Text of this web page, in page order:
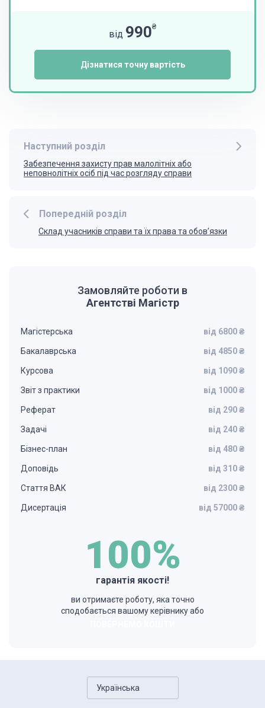
від 990₴
Дізнатися точну вартість
Попередній розділ
Склад учасників справи та їх права та обов’язки
Наступний розділ
Забезпечення захисту прав малолітніх або
неповнолітніх осіб під час розгляду справи
Замовляйте роботи в
Агентстві Магістр
Магістерська від 6800 ₴
Бакалаврська від 4850 ₴
Курсова від 1090 ₴
Звіт з практики від 1000 ₴
Реферат від 290 ₴
Задачі від 240 ₴
Бізнес-план від 480 ₴
Доповідь від 310 ₴
Стаття ВАК від 2300 ₴
Дисертація від 57000 ₴
100%
гарантія якості!
ви отримаєте роботу, яка точно
сподобається вашому керівнику або
Українська